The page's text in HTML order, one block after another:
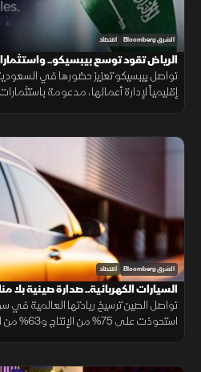
الشرق Bloomberg اقتصاد
الرياض تقود توسع بيبسيكو.. واستثمارات بـ9
تواصل بيبسيكو تعزيز حضورها في
إقليمياً لإدارة أعمالها، مدعومة
الشرق Bloomberg اقتصاد
السيارات الكهربائية.. صدارة صينية بلا
تواصل الصين ترسيخ ريادتها العالمية في